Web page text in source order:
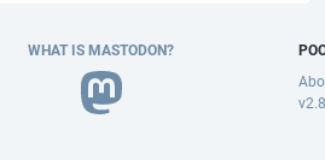
WHAT IS MASTODON?